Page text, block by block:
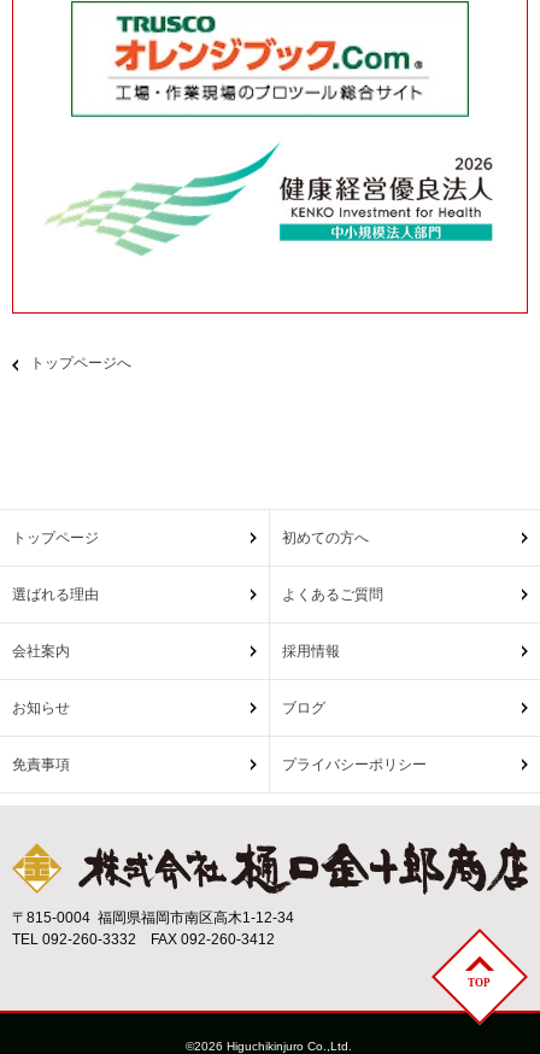
トップページへ
〒815-0004 福岡県福岡市南区高木1-12-34
TEL 092-260-3332 FAX 092-260-3412
トップページ 初めての方へ
選ばれる理由 よくあるご質問
会社案内 採用情報
お知らせ ブログ
免責事項 プライバシーポリシー
©2026 Higuchikinjuro Co.,Ltd.